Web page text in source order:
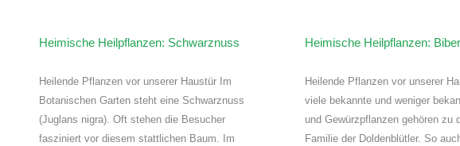
Heimische Heilpflanzen: Schwarznuss
Heilende Pflanzen vor unserer Haustür Im
Botanischen Garten steht eine Schwarznuss
(Juglans nigra). Oft stehen die Besucher
fasziniert vor diesem stattlichen Baum. Im
Heimische Heilpflanzen:
Heilende Pflanzen vor unserer
viele bekannte und weniger
und Gewürzpflanzen gehören zu
Familie der Doldenblütler. So